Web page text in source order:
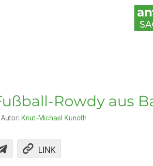
Rowdy aus
Autor: Knut-Michael Kunoth
LINK